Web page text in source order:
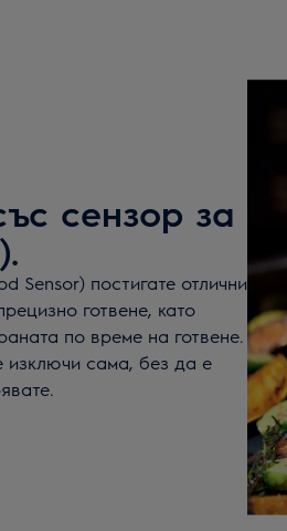
сензор за
Sensor) постигате отлични
готвене, като
по време на готвене.
изключи сама, без да е